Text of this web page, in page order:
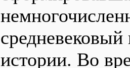
истории. Во